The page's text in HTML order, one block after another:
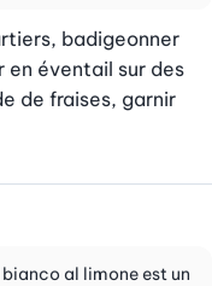
badigeonner
en éventail sur des
de fraises, garnir
al limone est un